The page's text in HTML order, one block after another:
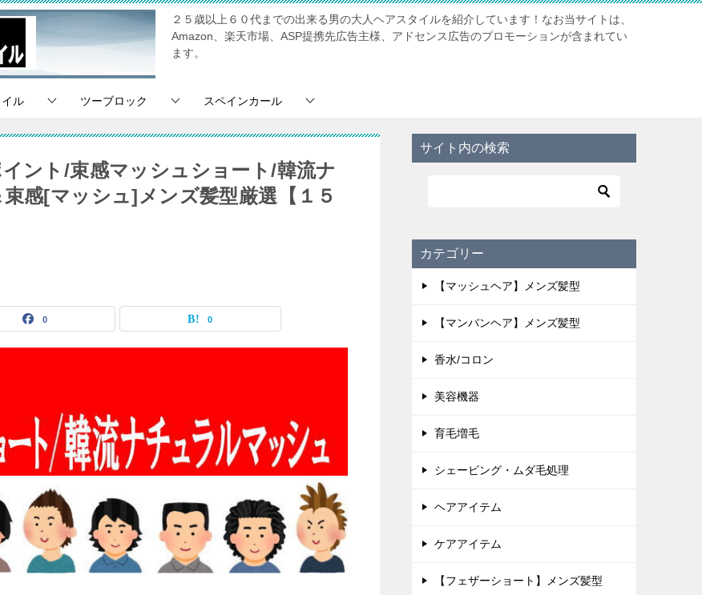
２５歳以上６０代までの出来る男の大人ヘアスタイルを紹介しています！なお当サイトは、
Amazon、楽天市場、ASP提携先広告主様、アドセンス広告のプロモーションが含まれてい
ます。
ル ツーブロック スペインカール
ント/束感マッシュショート/韓流ナ
感[マッシュ]メンズ髪型厳選【１５
0 0
サイト内の検索
カテゴリー
【マッシュヘア】メンズ髪型
【マンバンヘア】メンズ髪型
香水/コロン
美容機器
育毛増毛
シェービング・ムダ毛処理
ヘアアイテム
ケアアイテム
【フェザーショート】メンズ髪型